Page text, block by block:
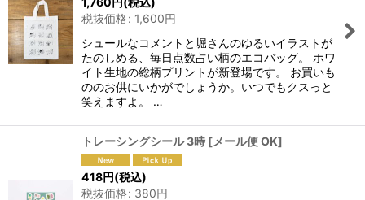
税抜価格: 1,600円
シュールなコメントと堀さんのゆるいイラストが
たのしめる、毎日点数占い柄のエコバッグ。 ホワ
イト生地の総柄プリントが新登場です。 お買いも
ののお供にいかがでしょうか。いつでもクスっと
笑えますよ。 …
トレーシングシール 3時 [メール便 OK]
418円(税込)
税抜価格: 380円